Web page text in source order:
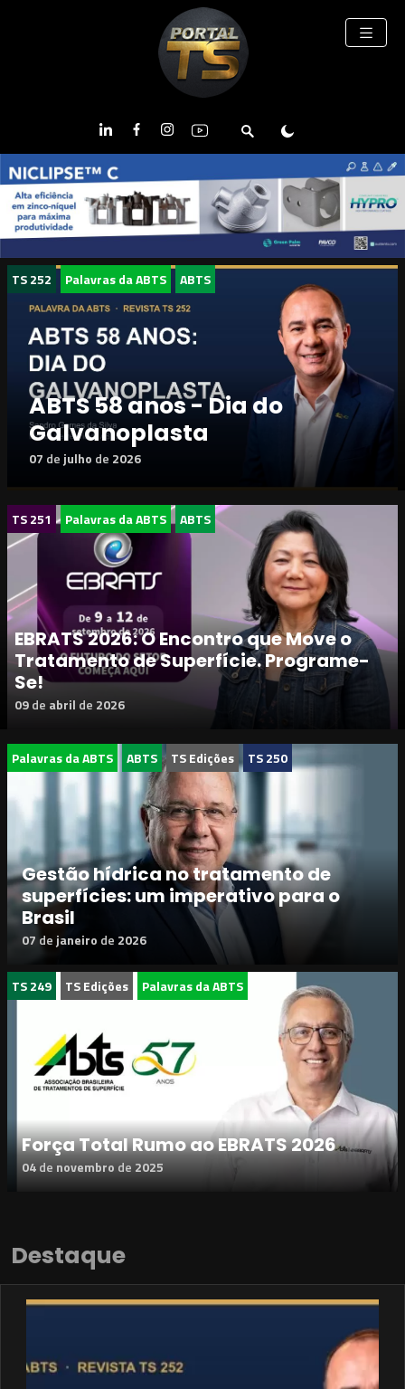
TS 252 Palavras da ABTS ABTS
ABTS 58 anos - Dia do
Galvanoplasta
07 de julho de 2026
TS 251 Palavras da ABTS ABTS
EBRATS 2026: O Encontro que Move o
Tratamento de Superfície. Programe-
Se!
09de abril de 2026
Palavras da ABTS ABTS TS Edições TS 250
Gestão hídrica no tratamento de
superfícies: um imperativo para o
Brasil
07 de janeiro de 2026
TS 249 TS Edições Palavras da ABTS
Força Total Rumo ao EBRATS 2026
04de novembro de 2025
Destaque